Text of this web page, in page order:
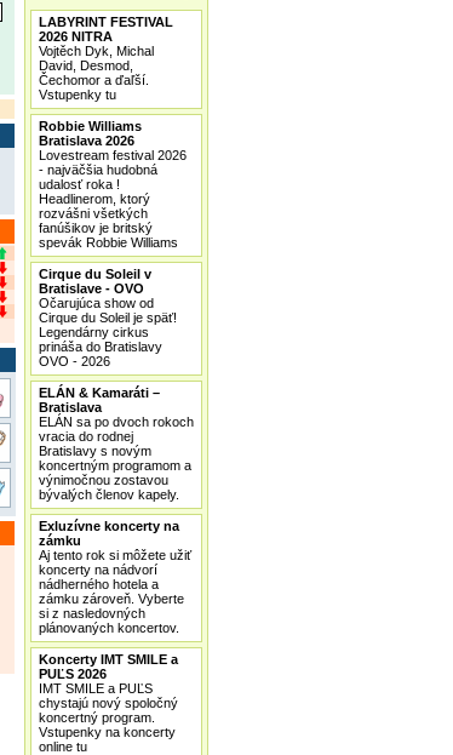
LABYRINT FESTIVAL
2026 NITRA
Vojtěch Dyk, Michal
David, Desmod,
Čechomor a ďaľší.
Vstupenky tu
Robbie Williams
Bratislava 2026
Lovestream festival 2026
- najväčšia hudobná
udalosť roka !
Headlinerom, ktorý
rozvášni všetkých
fanúšikov je britský
spevák Robbie Williams
Cirque du Soleil v
Bratislave - OVO
Očarujúca show od
Cirque du Soleil je späť!
Legendárny cirkus
prináša do Bratislavy
OVO - 2026
ELÁN & Kamaráti –
Bratislava
ELÁN sa po dvoch rokoch
vracia do rodnej
Bratislavy s novým
koncertným programom a
výnimočnou zostavou
bývalých členov kapely.
Exluzívne koncerty na
zámku
Aj tento rok si môžete užiť
koncerty na nádvorí
nádherného hotela a
zámku zároveň. Vyberte
si z nasledovných
plánovaných koncertov.
Koncerty IMT SMILE a
PUĽS 2026
IMT SMILE a PUĽS
chystajú nový spoločný
koncertný program.
Vstupenky na koncerty
online tu